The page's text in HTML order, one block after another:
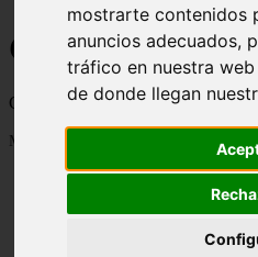
mostrarte contenidos
anuncios adecuados,
tráfico en nuestra
de donde llegan
Curiosidades y
Cosas curiosas, curiosidades,
Mostrando 1 - 24 de 2838 artículos